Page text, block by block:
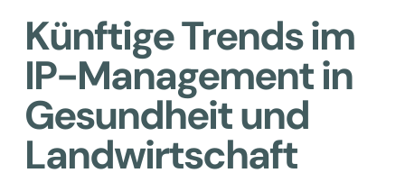
Künftige Trends im
IP-Management in
Gesundheit und
Landwirtschaft